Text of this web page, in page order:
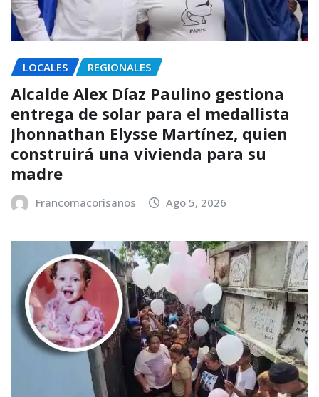
LOCALES REGIONALES
Alcalde Alex Díaz Paulino gestiona
entrega de solar para el medallista
Jhonnathan Elysse Martínez, quien
construirá una vivienda para su
madre
Francomacorisanos Ago 5, 2026